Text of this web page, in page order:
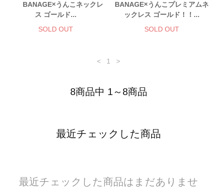
BANAGE×うんこネックレ
ス ゴールド...
SOLD OUT
BANAGE×うんこプレミアムネ
ックレス ゴールド！！...
SOLD OUT
< 1 >
8商品中 1～8商品
最近チェックした商品
最近チェックした商品はまだありませ